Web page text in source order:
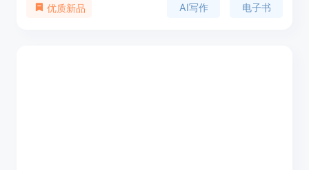
节，即可在几分钟内获得一本精心制作的电子书。
优质新品 AI写作 电子书